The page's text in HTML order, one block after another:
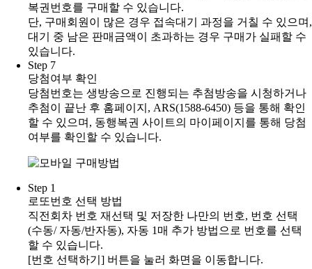
복권번호를 구매할 수 있습니다.
단, 구매회원이 많은 경우 접속대기 과정을 거칠 수 있으며,
대기 중 남은 판매금액이 초과하는 경우 구매가 실패할 수
있습니다.
Step 7
당첨여부 확인
당첨번호는 생방송으로 진행되는 추첨방송을 시청하거나
추첨이 끝난 후 홈페이지, ARS(1588-6450) 등을 통해 확인
할 수 있으며, 동행복권 사이트의 마이페이지를 통해 당첨
여부를 확인할 수 있습니다.
Step 1
로또번호 선택 방법
직전회차 번호 재선택 및 저장한 나만의 번호, 번호 선택
(수동/ 자동/반자동), 자동 1매 추가 방법으로 번호를 선택
할 수 있습니다.
[번호 선택하기] 버튼을 눌러 화면을 이동합니다.